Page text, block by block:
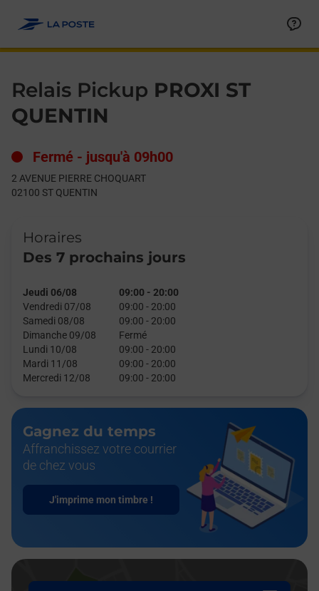
Relais Pickup PROXI ST
QUENTIN
Fermé - jusqu'à 09h00
2 AVENUE PIERRE CHOQUART
02100 ST QUENTIN
Horaires
Des 7 prochains jours
Jeudi 06/08 09:00 - 20:00
Vendredi 07/08
09:00 - 20:00
Samedi 08/08
09:00 - 20:00
Dimanche 09/08
Fermé
Lundi 10/08
09:00 - 20:00
Mardi 11/08
09:00 - 20:00
Mercredi 12/08
09:00 - 20:00
Gagnez du temps
Affranchissez votre courrier
de chez vous
J'imprime mon timbre !